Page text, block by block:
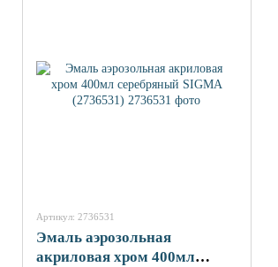
Артикул: 2736531
Эмаль аэрозольная
акриловая хром 400мл